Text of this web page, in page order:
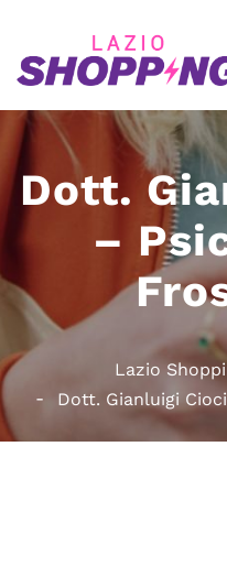
Dott.
–
Lazio
Dott. Gianluigi